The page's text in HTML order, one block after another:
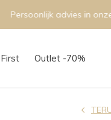
First Outlet -70%